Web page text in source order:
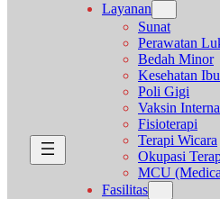
Layanan
Sunat
Perawatan
Bedah Minor
Kesehatan
Poli Gigi
Vaksin
Fisioterapi
Terapi Wicara
Okupasi
MCU
Fasilitas